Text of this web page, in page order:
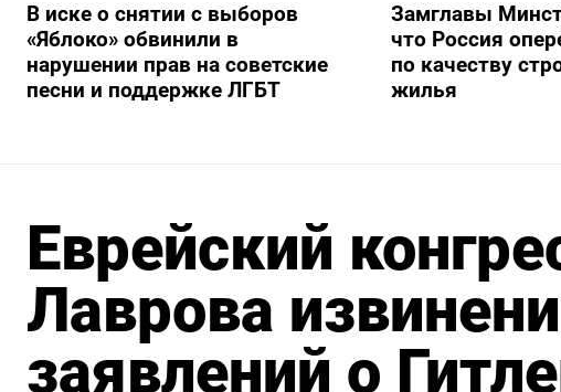
В иске о снятии с выборов
«Яблоко» обвинили в
нарушении прав на советские
песни и поддержке ЛГБТ
Замглавы
что Россия
по качеству
жилья
Еврейский
Лаврова
заявлений о